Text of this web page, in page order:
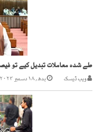
ویب ڈیسک بدھ, ۱۸ دسمبر ۲۰۲۴